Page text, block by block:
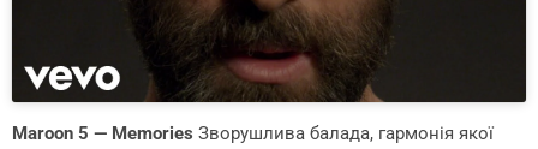
Maroon 5 — Memories Зворушлива балада, гармонія якої